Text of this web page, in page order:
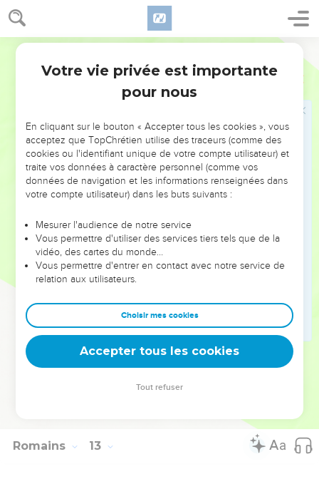
Romains 12
demandez pas du mal !
Partagez la joie de ceux qui sont dans la joie, les larmes de
ceux qui pleurent.
Ayez les uns pour les autres une égale considération sans
viser à ce qui est trop haut : laissez-vous au contraire attirer
Ne répondez jamais au mal par le mal. Cherchez au
contraire à faire ce qui est bien devant tous les hommes.
Autant que possible, et dans la mesure où cela dépend de
vous, vivez en paix avec tous les hommes.
agir la colère de Dieu, car il est écrit : C’est à moi qu’il
appartient de faire justice ; c’est moi qui rendrai à chacun
son dû.
Mais voici votre part : Si ton ennemi a faim, donne-lui à
tu lui mettais des charbons ardents sur la tête.
Ne te laisse jamais dominer par le mal. Au contraire, sois
vainqueur du mal par le bien.
La Bible Du Semeur Copyright © 1992, 1999 by Biblica, Inc.® Used by permission.
Romains 13
Votre vie privée est importante
pour nous
En cliquant sur le bouton « Accepter tous les cookies », vous
acceptez que TopChrétien utilise des traceurs (comme des
cookies ou l'identifiant unique de votre compte utilisateur) et
traite vos données à caractère personnel (comme vos
données de navigation et les informations renseignées dans
votre compte utilisateur) dans les buts suivants :
Mesurer l'audience de notre service
Vous permettre d'utiliser des services tiers tels que de la
vidéo, des cartes du monde…
Vous permettre d'entrer en contact avec notre service de
relation aux utilisateurs.
Choisir mes cookies
Accepter tous les cookies
Tout refuser